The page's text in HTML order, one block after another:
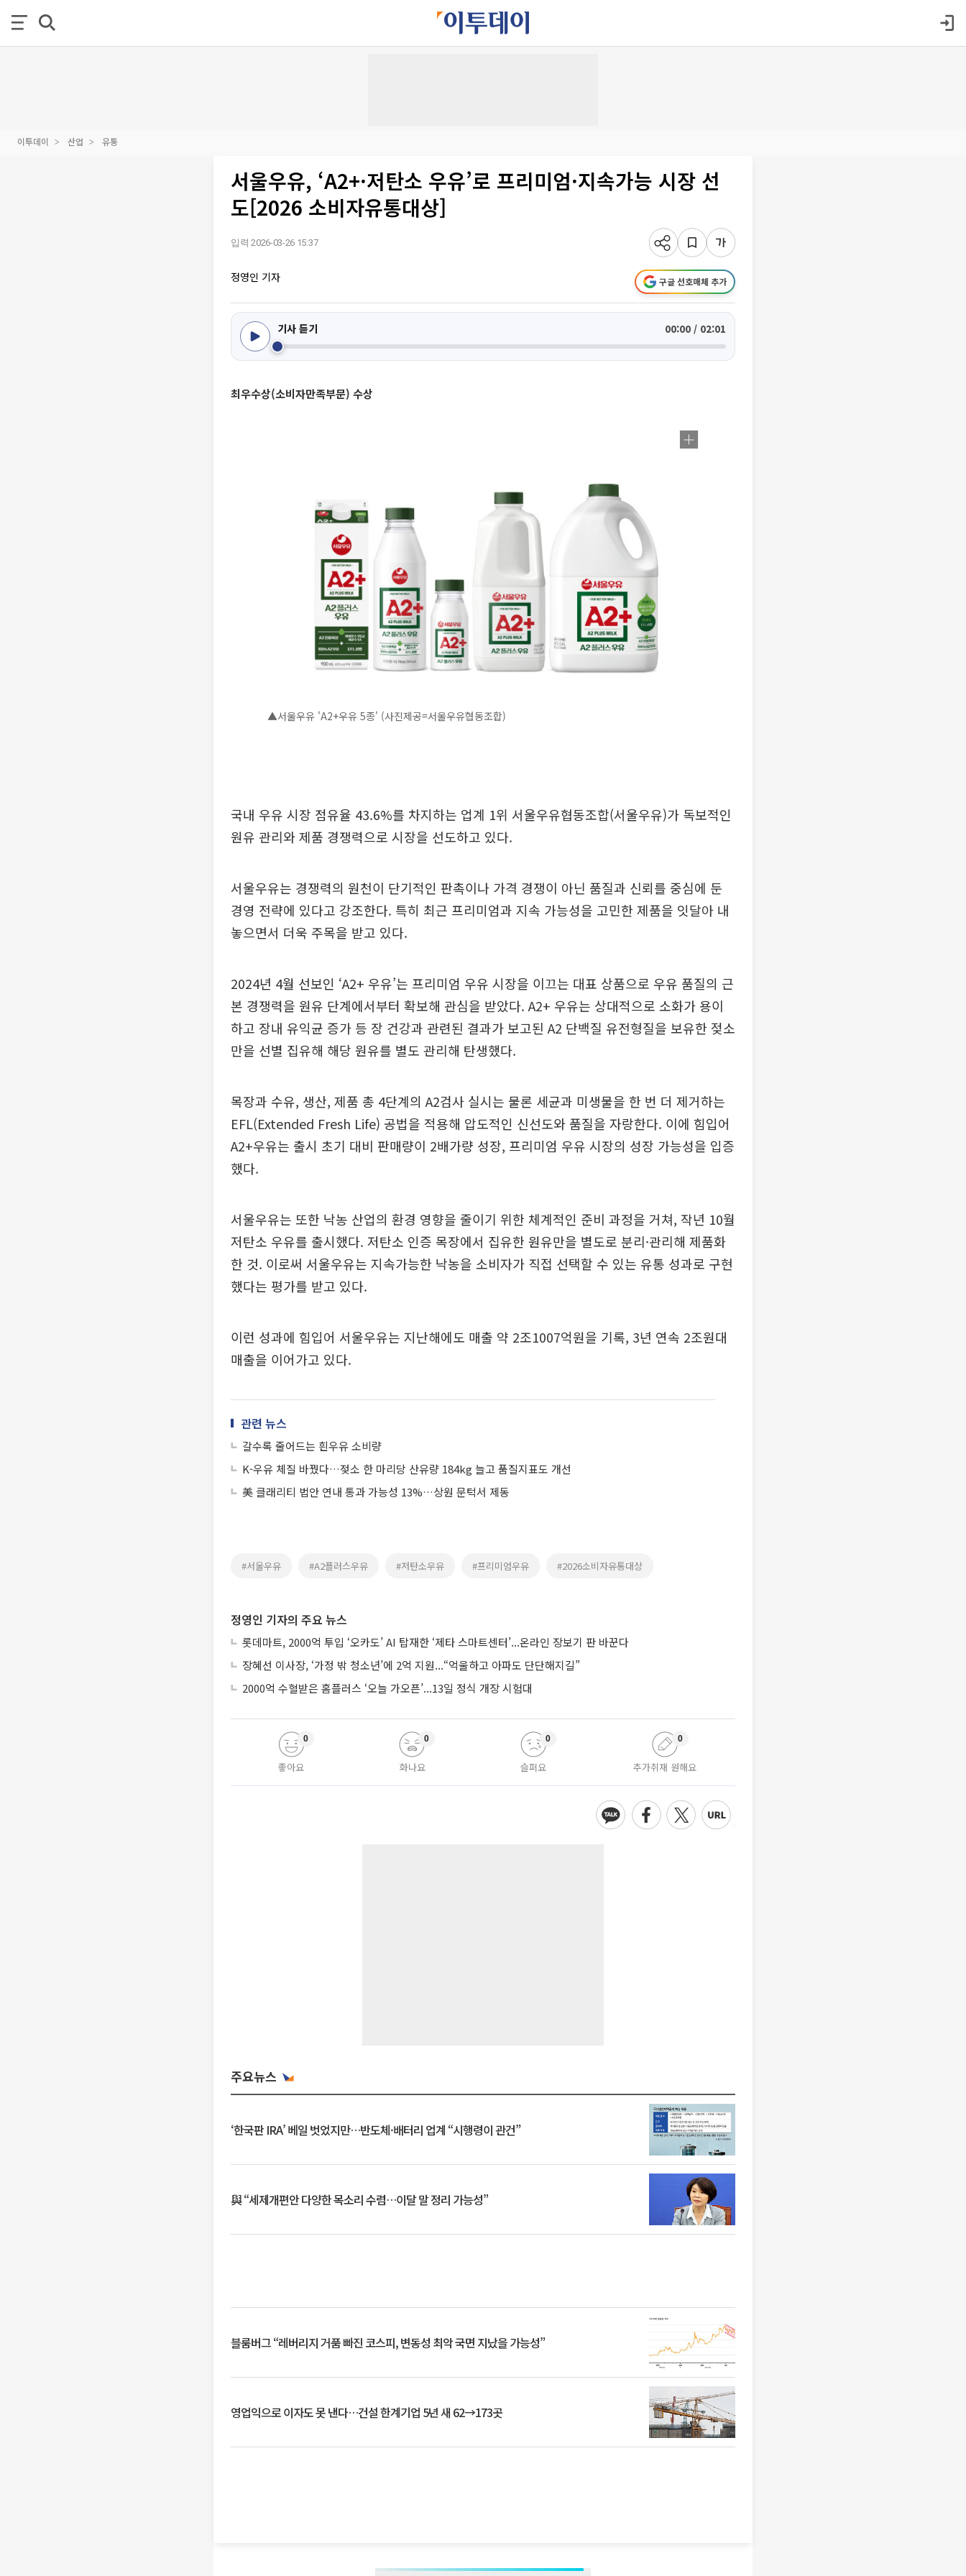
이투데이 산업 유통
서울우유, ‘A2+·저탄소 우유’로 프리미엄·지속가능 시장 선
도[2026 소비자유통대상]
입력 2026-03-26 15:37
정영인 기자 구글 선호매체 추가
기사 듣기 00:00 / 02:01
최우수상(소비자만족부문) 수상
▲서울우유 'A2+우유 5종' (사진제공=서울우유협동조합)
국내 우유 시장 점유율 43.6%를 차지하는 업계 1위 서울우유협동조합(서울우유)가 독보적인
원유 관리와 제품 경쟁력으로 시장을 선도하고 있다.
서울우유는 경쟁력의 원천이 단기적인 판촉이나 가격 경쟁이 아닌 품질과 신뢰를 중심에 둔
경영 전략에 있다고 강조한다. 특히 최근 프리미엄과 지속 가능성을 고민한 제품을 잇달아 내
놓으면서 더욱 주목을 받고 있다.
2024년 4월 선보인 ‘A2+ 우유’는 프리미엄 우유 시장을 이끄는 대표 상품으로 우유 품질의 근
본 경쟁력을 원유 단계에서부터 확보해 관심을 받았다. A2+ 우유는 상대적으로 소화가 용이
하고 장내 유익균 증가 등 장 건강과 관련된 결과가 보고된 A2 단백질 유전형질을 보유한 젖소
만을 선별 집유해 해당 원유를 별도 관리해 탄생했다.
목장과 수유, 생산, 제품 총 4단계의 A2검사 실시는 물론 세균과 미생물을 한 번 더 제거하는
EFL(Extended Fresh Life) 공법을 적용해 압도적인 신선도와 품질을 자랑한다. 이에 힘입어
A2+우유는 출시 초기 대비 판매량이 2배가량 성장, 프리미엄 우유 시장의 성장 가능성을 입증
했다.
서울우유는 또한 낙농 산업의 환경 영향을 줄이기 위한 체계적인 준비 과정을 거쳐, 작년 10월
저탄소 우유를 출시했다. 저탄소 인증 목장에서 집유한 원유만을 별도로 분리·관리해 제품화
한 것. 이로써 서울우유는 지속가능한 낙농을 소비자가 직접 선택할 수 있는 유통 성과로 구현
했다는 평가를 받고 있다.
이런 성과에 힘입어 서울우유는 지난해에도 매출 약 2조1007억원을 기록, 3년 연속 2조원대
매출을 이어가고 있다.
관련 뉴스
갈수록 줄어드는 흰우유 소비량
K-우유 체질 바꿨다…젖소 한 마리당 산유량 184kg 늘고 품질지표도 개선
美 클래리티 법안 연내 통과 가능성 13%…상원 문턱서 제동
#서울우유 #A2플러스우유 #저탄소우유 #프리미엄우유 #2026소비자유통대상
정영인 기자의 주요 뉴스
롯데마트, 2000억 투입 ‘오카도’ AI 탑재한 ‘제타 스마트센터’...온라인 장보기 판 바꾼다
장혜선 이사장, ‘가정 밖 청소년’에 2억 지원...“억울하고 아파도 단단해지길”
2000억 수혈받은 홈플러스 ‘오늘 가오픈’...13일 정식 개장 시험대
좋아요
0
화나요
0
슬퍼요
0
추가취재 원해요
0
주요뉴스
‘한국판 IRA’ 베일 벗었지만…반도체·배터리 업계 “시행령이 관건”
與 “세제개편안 다양한 목소리 수렴…이달 말 정리 가능성”
블룸버그 “레버리지 거품 빠진 코스피, 변동성 최악 국면 지났을 가능성”
영업익으로 이자도 못 낸다…건설 한계기업 5년 새 62→173곳